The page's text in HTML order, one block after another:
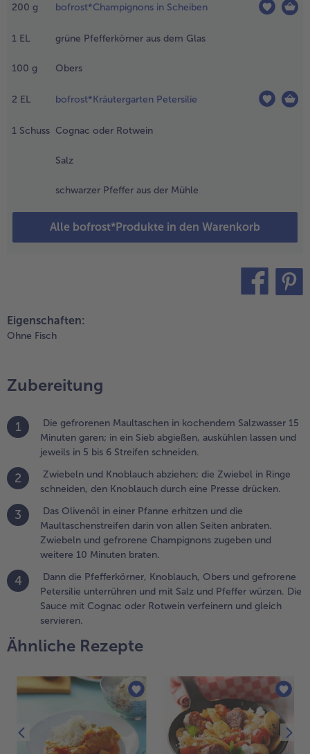
200 g bofrost*Champignons in Scheiben
1 EL grüne Pfefferkörner aus dem Glas
100 g Obers
2 EL bofrost*Kräutergarten Petersilie
1 Schuss Cognac oder Rotwein
Salz
schwarzer Pfeffer aus der Mühle
Alle bofrost*Produkte in den Warenkorb
in 5
Olivenöl in
und
und
10 Minuten
und
mit Salz
Die
mit
Eigenschaften:
Ohne Fisch
Zubereitung
1
Die gefrorenen Maultaschen in kochendem Salzwasser 15
Minuten garen; in ein Sieb abgießen, auskühlen lassen und
jeweils in 5 bis 6 Streifen schneiden.
2
Zwiebeln und Knoblauch abziehen; die Zwiebel in Ringe
schneiden, den Knoblauch durch eine Presse drücken.
3
Das Olivenöl in einer Pfanne erhitzen und die
Maultaschenstreifen darin von allen Seiten anbraten.
Zwiebeln und gefrorene Champignons zugeben und
weitere 10 Minuten braten.
4
Dann die Pfefferkörner, Knoblauch, Obers und gefrorene
Petersilie unterrühren und mit Salz und Pfeffer würzen. Die
Sauce mit Cognac oder Rotwein verfeinern und gleich
servieren.
Ähnliche Rezepte